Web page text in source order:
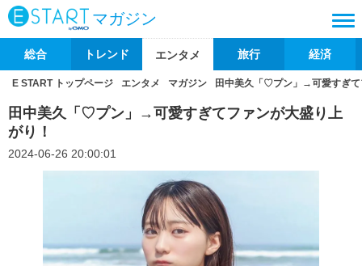
マガジン
総合 トレンド エンタメ 旅行 経済
E START トップページ エンタメ マガジン 田中美久「♡プン」→可愛すぎて
田中美久「♡プン」→可愛すぎてファンが大盛り上
がり！
2024-06-26 20:00:01